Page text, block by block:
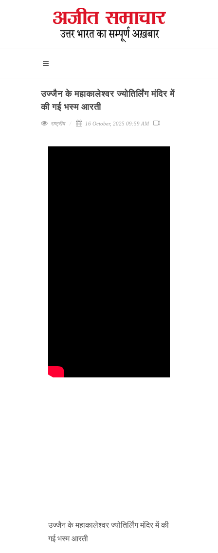
उज्जैन के महाकालेश्वर ज्योतिर्लिंग मंदिर में
की गई भस्म आरती
राष्ट्रीय 16 October, 2025 09:59 AM
उज्जैन के महाकालेश्वर ज्योतिर्लिंग मंदिर में की
गई भस्म आरती